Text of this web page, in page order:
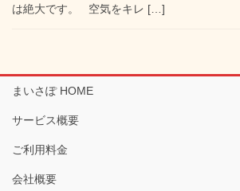
は絶大です。 空気をキレ […]
まいさぽ HOME
サービス概要
ご利用料金
会社概要